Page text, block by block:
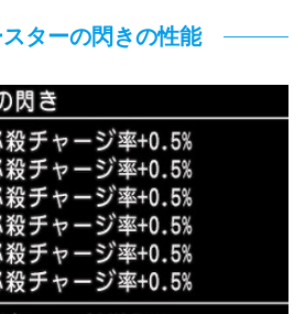
ターの閃きの性能